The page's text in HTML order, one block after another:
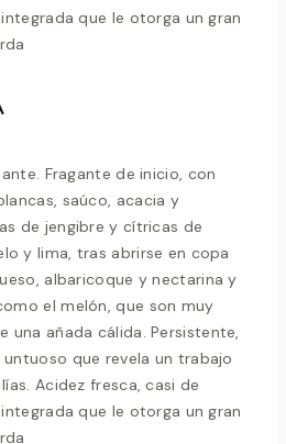
que le otorga un gran
Fragante de inicio, con
saúco, acacia y
de jengibre y cítricas de
y lima, tras abrirse en copa
albaricoque y nectarina y
el melón, que son muy
una añada cálida. Persistente,
que revela un trabajo
Acidez fresca, casi de
que le otorga un gran